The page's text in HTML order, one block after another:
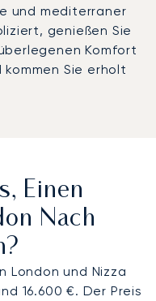
und mediterraner
genießen Sie
Komfort
Sie erholt
Einen
Nach
London und Nizza
16.600 €. Der Preis